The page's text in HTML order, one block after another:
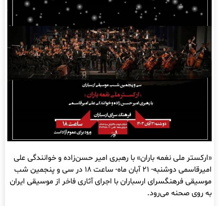
«ارکستر ملی نغمه باران» با رهبری امیر حسن‌زاده و خوانندگی علی
امیرقاسمی دوشنبه- ۲۱ آبان‌ ماه- ساعت ۱۸ در سی و پنجمین شب
موسیقی فرهنگسرای ارسباران با اجرای‌ آثاری فاخر از موسیقی ایران
به روی صحنه می‌رود.